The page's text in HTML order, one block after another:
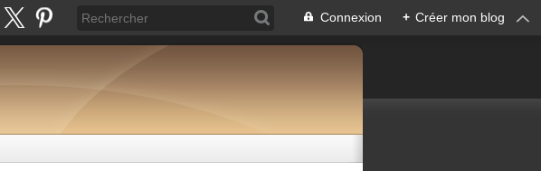
Connexion + Créer mon blog